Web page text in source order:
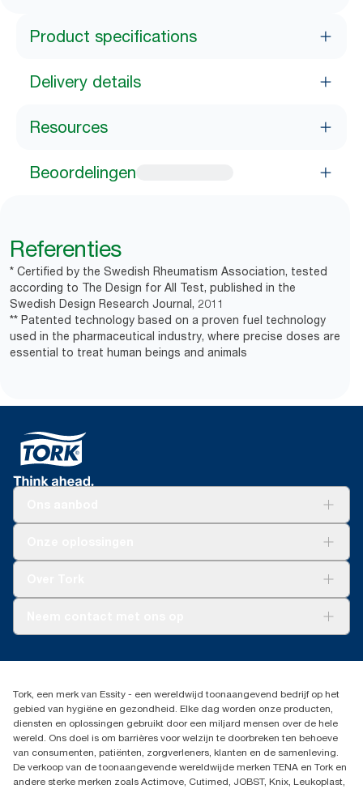
Product specifications
Delivery details
Resources
Beoordelingen
Referenties
* Certified by the Swedish Rheumatism Association, tested
according to The Design for All Test, published in the
Swedish Design Research Journal, 2011
** Patented technology based on a proven fuel technology
used in the pharmaceutical industry, where precise doses are
essential to treat human beings and animals
Dispenserklacht
02 766 05 30
Essity Belgium NV
Berkenlaan 8B
1831 MACHELEN
Tork, een merk van Essity - een wereldwijd toonaangevend bedrijf op het
gebied van hygiëne en gezondheid. Elke dag worden onze producten,
diensten en oplossingen gebruikt door een miljard mensen over de hele
wereld. Ons doel is om barrières voor welzijn te doorbreken ten behoeve
van consumenten, patiënten, zorgverleners, klanten en de samenleving.
De verkoop van de toonaangevende wereldwijde merken TENA en Tork en
andere sterke merken zoals Actimove, Cutimed, JOBST, Knix, Leukoplast,